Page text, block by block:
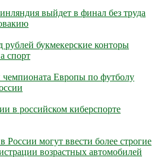
выйдет в финал без труда
рублей букмекерские конторы
спорт
чемпионата Европы по футболу
в российском киберспорте
России могут ввести более строгие
возрастных автомобилей